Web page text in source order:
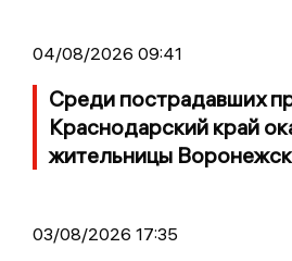
04/08/2026 09:41
Среди пострадавших
Краснодарский край
жительницы
03/08/2026 17:35